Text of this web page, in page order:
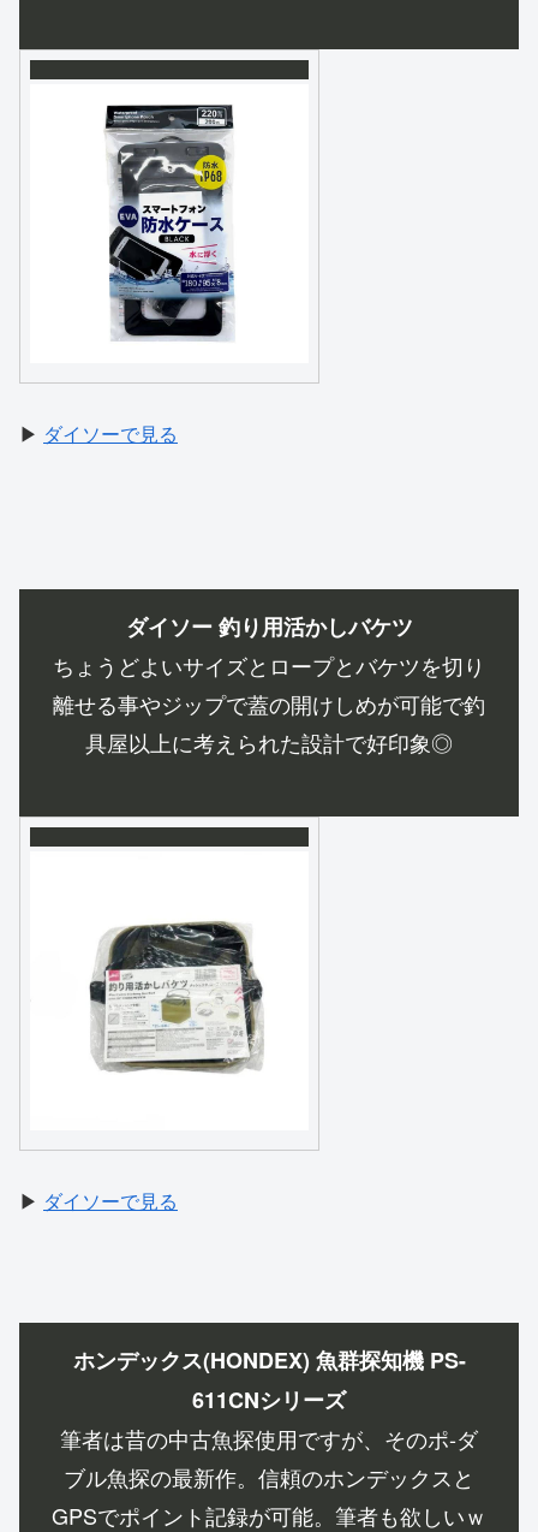
▶ ダイソーで見る
ダイソー 釣り用活かしバケツ
ちょうどよいサイズとロープとバケツを切り
離せる事やジップで蓋の開けしめが可能で釣
具屋以上に考えられた設計で好印象◎
▶ ダイソーで見る
ホンデックス(HONDEX) 魚群探知機 PS-
611CNシリーズ
筆者は昔の中古魚探使用ですが、そのポ‐ダ
ブル魚探の最新作。信頼のホンデックスと
GPSでポイント記録が可能。筆者も欲しいｗ